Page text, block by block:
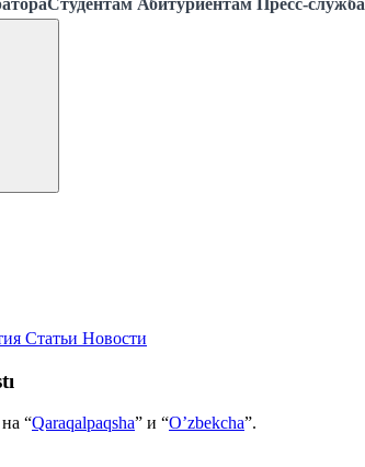
Студентам Абитуриентам Пресс-служба
Статьи Новости
“Qaraqalpaqsha” и “O’zbekcha”.